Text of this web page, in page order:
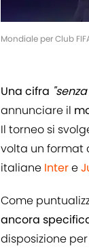
Mondiale per Club
Una cifra
annunciare il
Il torneo si
volta un format
italiane Intere
Come
ancora
disposizione